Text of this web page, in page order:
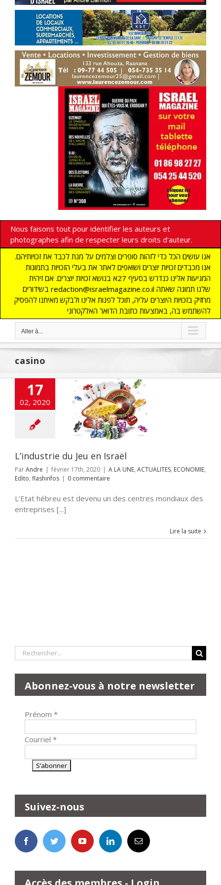
Nous faisons tout pour identifier les auteurs et
photographes afin de respecter leurs droits d'auteur.
אנו עושים הכל כדי לזהות סופרים וצלמים על מנת לכבד את זכויותיהם.
אנו מכבדים זכויות יוצרים ושואפים לאתר את בעלי הזכויות בתמונות
המגיעות אלינו כנדרש בסעיף 27א בנושא זכויות יוצרים. אם זיהית
בשידורים redaction@israelmagazine.co.il שלנו תמונה שאתה
מחזיק בזכויות היוצרים עליה, תוכל לפנות אלינו ולבקש מאיתנו להפסיק
להשתמש בה, באמצעות כתובת הדואר האלקטרוני
Aller à...
casino
17
02, 2020
du Jeu en
Israël
ACTUALITES
Edito
L’industrie du Jeu en Israël
ParAndre | février 17th, 2020 | A LA UNE, ACTUALITES, ECONOMIE,
Edito, flashinfos | 0 commentaire
L’Etat hébreu est devenu un des centres mondiaux des
entreprises [...]
Lire la suite
Rechercher:
Abonnez-vous à notre newsletter
Prénom *
Courriel *
Suivez-nous